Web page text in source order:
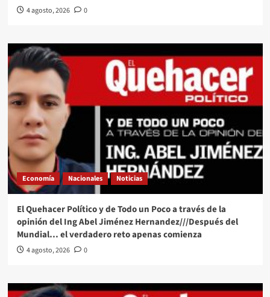
4 agosto, 2026 0
Economía Nacionales Noticias
El Quehacer Político y de Todo un Poco a través de la
opinión del Ing Abel Jiménez Hernandez///Después del
Mundial… el verdadero reto apenas comienza
4 agosto, 2026 0